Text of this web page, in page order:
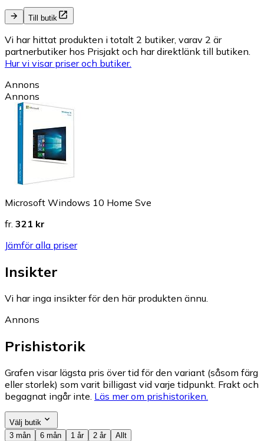
Till butik
Vi har hittat produkten i totalt 2 butiker, varav 2 är
partnerbutiker hos Prisjakt och har direktlänk till butiken.
Hur vi visar priser och butiker.
Annons
Annons
Microsoft Windows 10 Home Sve
fr. 321 kr
Jämför alla priser
Insikter
Vi har inga insikter för den här produkten ännu.
Annons
Prishistorik
Grafen visar lägsta pris över tid för den variant (såsom färg
eller storlek) som varit billigast vid varje tidpunkt. Frakt och
begagnat ingår inte. Läs mer om prishistoriken.
Välj butik
3 mån
6 mån 1 år 2 år Allt